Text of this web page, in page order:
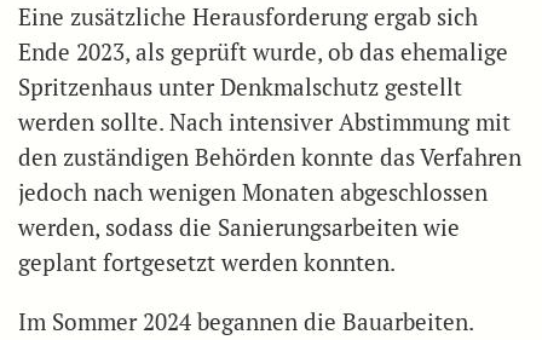
Eine zusätzliche Herausforderung ergab sich
Ende 2023, als geprüft wurde, ob das ehemalige
Spritzenhaus unter Denkmalschutz gestellt
werden sollte. Nach intensiver Abstimmung mit
den zuständigen Behörden konnte das Verfahren
jedoch nach wenigen Monaten abgeschlossen
werden, sodass die Sanierungsarbeiten wie
geplant fortgesetzt werden konnten.
Im Sommer 2024 begannen die Bauarbeiten.